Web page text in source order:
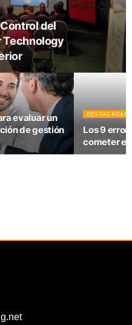
del
Technology
evaluar un
de gestión
DESTACADAS
Los 9
cometer